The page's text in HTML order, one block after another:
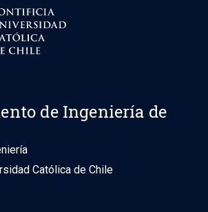
de Ingeniería de
Católica de Chile